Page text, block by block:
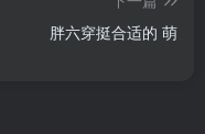
胖六穿挺合适的 萌